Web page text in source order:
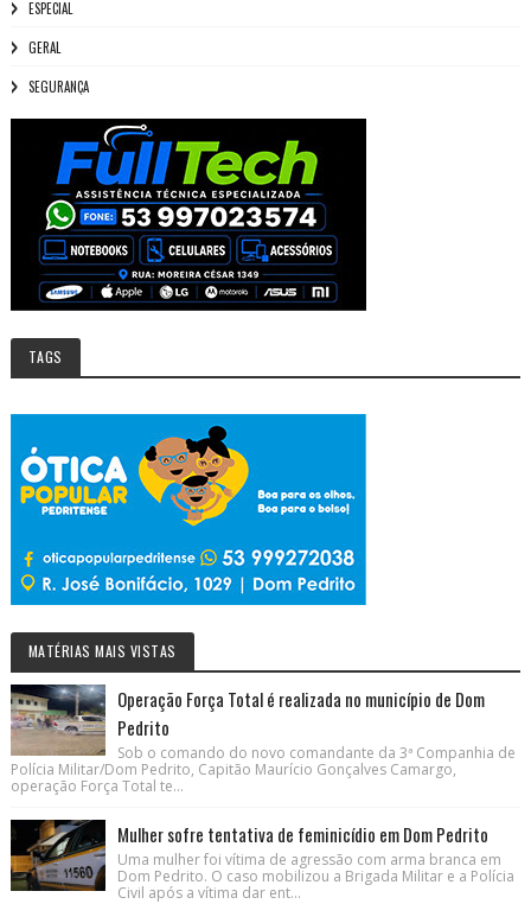
ESPECIAL
GERAL
SEGURANÇA
TAGS
MATÉRIAS MAIS VISTAS
Operação Força Total é realizada no município de Dom
Pedrito
Sob o comando do novo comandante da 3ª Companhia de
Polícia Militar/Dom Pedrito, Capitão Maurício Gonçalves Camargo,
operação Força Total te...
Mulher sofre tentativa de feminicídio em Dom Pedrito
Uma mulher foi vítima de agressão com arma branca em
Dom Pedrito. O caso mobilizou a Brigada Militar e a Polícia
Civil após a vítima dar ent...